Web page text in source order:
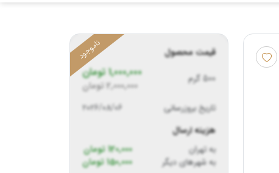
قیمت محصول
500 گرم
1,000,000 تومان
2,000,000 تومان
تاریخ بروزرسانی
2026/08/06
هزینه ارسال
به تهران
به شهرهای دیگر
120,000 تومان
150,000 تومان